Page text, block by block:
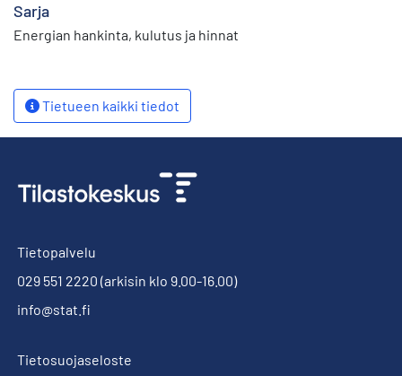
Sarja
Energian hankinta, kulutus ja hinnat
Tietueen kaikki tiedot
Tietopalvelu
029 551 2220 (arkisin klo 9.00-16.00)
info@stat.fi
Tietosuojaseloste